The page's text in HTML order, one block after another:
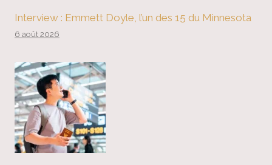
Interview : Emmett Doyle, l’un des 15 du Minnesota
6 août 2026